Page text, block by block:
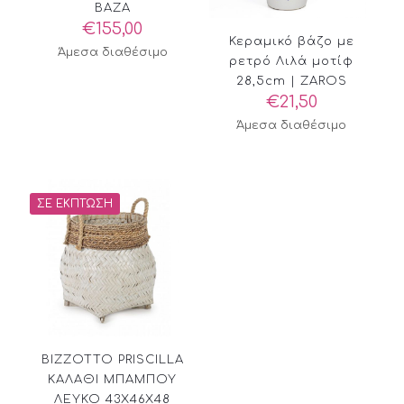
ΒΑΖΑ
€155,00
Άμεσα διαθέσιμο
Κεραμικό βάζο με
ρετρό Λιλά μοτίφ
28,5cm | ZAROS
€21,50
Άμεσα διαθέσιμο
ΣΕ ΈΚΠΤΩΣΗ
BIZZOTTO PRISCILLA
ΚΑΛΑΘΙ ΜΠΑΜΠΟΥ
ΛΕΥΚΟ 43X46X48